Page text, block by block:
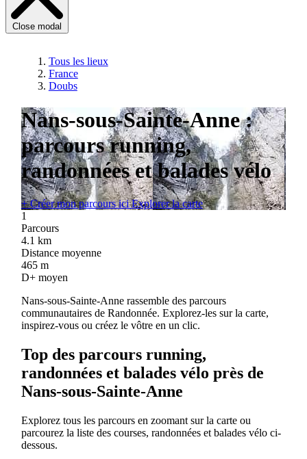
Close modal
Tous les lieux
France
Doubs
Nans-sous-Sainte-Anne :
parcours running,
randonnées et balades vélo
+Créer mon parcours iciExplorer la carte
1
Parcours
4.1 km
Distance moyenne
465 m
D+ moyen
Nans-sous-Sainte-Anne rassemble des parcours
communautaires de Randonnée. Explorez-les sur la carte,
inspirez-vous ou créez le vôtre en un clic.
Top des parcours running,
randonnées et balades vélo près de
Nans-sous-Sainte-Anne
Explorez tous les parcours en zoomant sur la carte ou
parcourez la liste des courses, randonnées et balades vélo ci-
dessous.